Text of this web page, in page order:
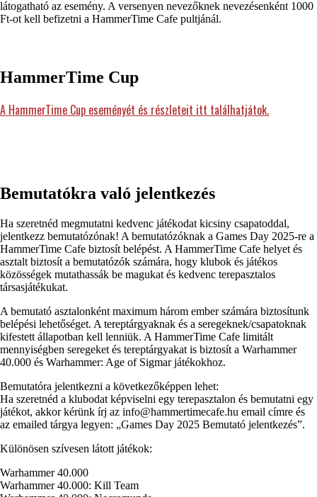
látogatható az esemény. A versenyen nevezőknek nevezésenként 1000
Ft-ot kell befizetni a HammerTime Cafe pultjánál.
HammerTime Cup
A HammerTime Cup eseményét és részleteit itt találhatjátok.
Bemutatókra való jelentkezés
Ha szeretnéd megmutatni kedvenc játékodat kicsiny csapatoddal,
jelentkezz bemutatózónak! A bemutatózóknak a Games Day 2025-re a
HammerTime Cafe biztosít belépést. A HammerTime Cafe helyet és
asztalt biztosít a bemutatózók számára, hogy klubok és játékos
közösségek mutathassák be magukat és kedvenc terepasztalos
társasjátékukat.
A bemutató asztalonként maximum három ember számára biztosítunk
belépési lehetőséget. A tereptárgyaknak és a seregeknek/csapatoknak
kifestett állapotban kell lenniük. A HammerTime Cafe limitált
mennyiségben seregeket és tereptárgyakat is biztosít a Warhammer
40.000 és Warhammer: Age of Sigmar játékokhoz.
Bemutatóra jelentkezni a következőképpen lehet:
Ha szeretnéd a klubodat képviselni egy terepasztalon és bemutatni egy
játékot, akkor kérünk írj az info@hammertimecafe.hu email címre és
az emailed tárgya legyen: „Games Day 2025 Bemutató jelentkezés”.
Különösen szívesen látott játékok:
Warhammer 40.000
Warhammer 40.000: Kill Team